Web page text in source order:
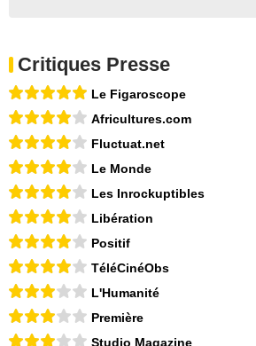
Critiques Presse
Le Figaroscope
Africultures.com
Fluctuat.net
Le Monde
Les Inrockuptibles
Libération
Positif
TéléCinéObs
L'Humanité
Première
Studio Magazine